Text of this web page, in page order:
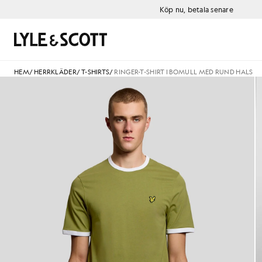
Köp nu, betala senare
Sök
HEM/ HERRKLÄDER/T-SHIRTS/ RINGER-T-SHIRT I BOMULL MED RUND HALS